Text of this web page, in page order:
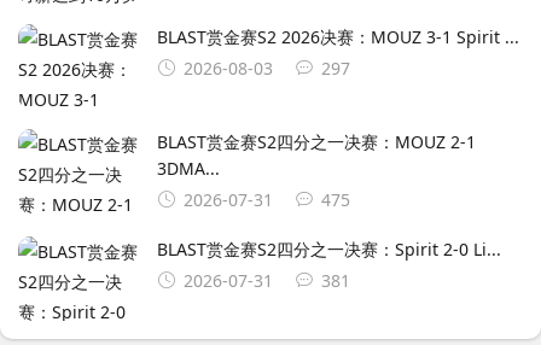
BLAST赏金赛S2 2026决赛：MOUZ 3-1 Spirit ...
2026-08-03
297
BLAST赏金赛S2四分之一决赛：MOUZ 2-1
3DMA...
2026-07-31
475
BLAST赏金赛S2四分之一决赛：Spirit 2-0 Li...
2026-07-31
381